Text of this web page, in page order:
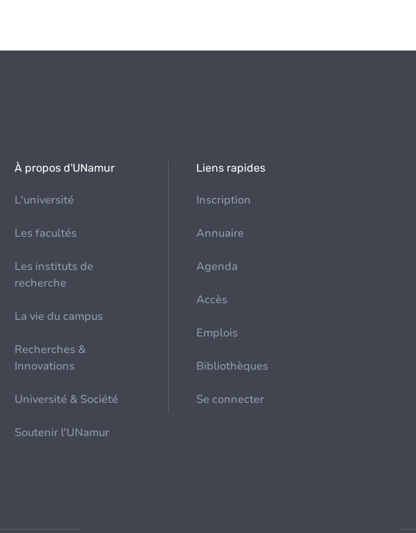
À propos d'UNamur
L'université
Les facultés
Les instituts de
recherche
La vie du campus
Recherches &
Innovations
Université & Société
Soutenir l'UNamur
Liens rapides
Inscription
Annuaire
Agenda
Accès
Emplois
Bibliothèques
Se connecter